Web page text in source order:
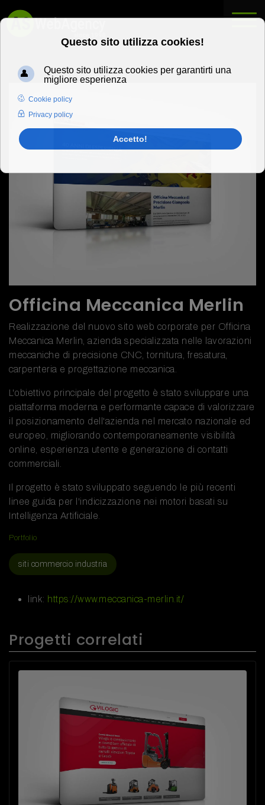
Officina Meccanica Merlin
Realizzazione del nuovo sito web corporate per Officina
Meccanica Merlin, azienda specializzata nelle lavorazioni
meccaniche di precisione CNC, tornitura, fresatura,
carpenteria e progettazione meccanica.
L'obiettivo principale del progetto è stato sviluppare una
piattaforma moderna e performante capace di valorizzare
il posizionamento dell'azienda nel mercato nazionale ed
europeo, migliorando contemporaneamente visibilità
online, esperienza utente e generazione di contatti
commerciali.
Il progetto è stato sviluppato seguendo le più recenti
linee guida per l'indicizzazione nei motori basati su
Intelligenza Artificiale.
Portfolio
siti commercio industria
link: https://www.meccanica-merlin.it/
Progetti correlati